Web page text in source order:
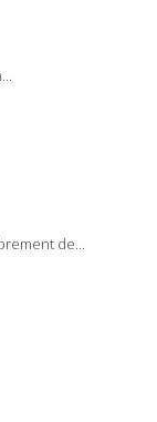
de...